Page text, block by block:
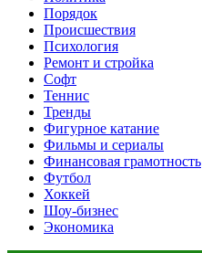
Порядок
Происшествия
Психология
Ремонт и стройка
Софт
Теннис
Тренды
Фигурное катание
Фильмы и сериалы
Финансовая грамотность
Футбол
Хоккей
Шоу-бизнес
Экономика